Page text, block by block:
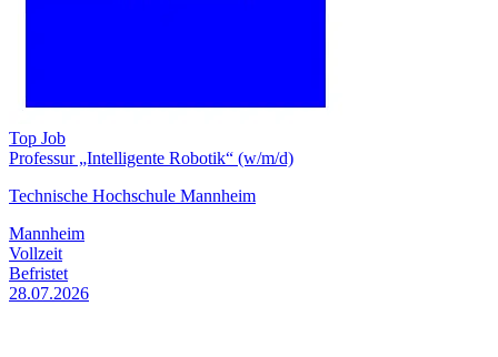
Top Job
Professur „Intelligente Robotik“ (w/m/d)
Technische Hochschule Mannheim
Mannheim
Vollzeit
Befristet
28.07.2026